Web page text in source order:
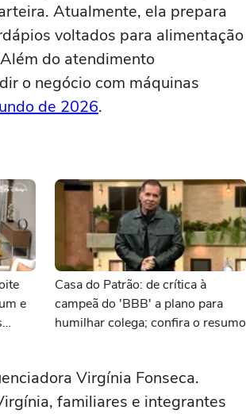
Atualmente, ela prepara
voltados para alimentação
do atendimento
o negócio com máquinas
de 2026.
e
Casa do Patrão: de crítica à
campeã do 'BBB' a plano para
humilhar colega; confira o resumo
Virgínia Fonseca.
familiares e integrantes